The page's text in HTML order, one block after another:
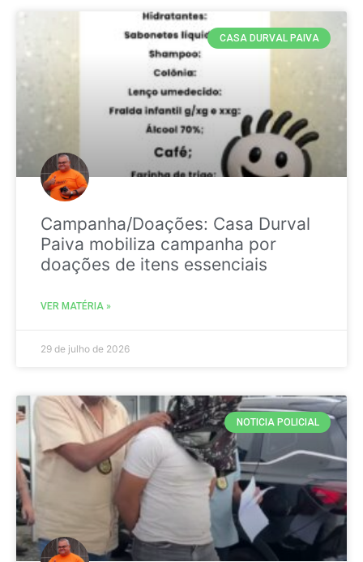
CASA DURVAL PAIVA
Campanha/Doações: Casa Durval
Paiva mobiliza campanha por
doações de itens essenciais
VER MATÉRIA »
29 de julho de 2026
NOTICIA POLICIAL